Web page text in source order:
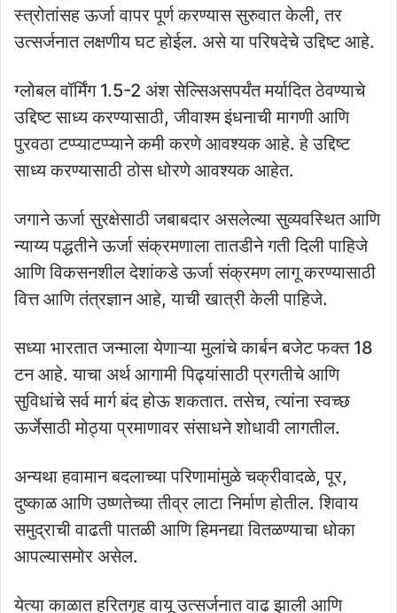
स्त्रोतांसह ऊर्जा वापर पूर्ण करण्यास सुरुवात केली, तर
उत्सर्जनात लक्षणीय घट होईल. असे या परिषदेचे उद्दिष्ट आहे.
ग्लोबल वॉर्मिंग 1.5-2 अंश सेल्सिअसपर्यंत मर्यादित ठेवण्याचे
उद्दिष्ट साध्य करण्यासाठी, जीवाश्म इंधनाची मागणी आणि
पुरवठा टप्प्याटप्प्याने कमी करणे आवश्यक आहे. हे उद्दिष्ट
साध्य करण्यासाठी ठोस धोरणे आवश्यक आहेत.
जगाने ऊर्जा सुरक्षेसाठी जबाबदार असलेल्या सुव्यवस्थित आणि
न्याय्य पद्धतीने ऊर्जा संक्रमणाला तातडीने गती दिली पाहिजे
आणि विकसनशील देशांकडे ऊर्जा संक्रमण लागू करण्यासाठी
वित्त आणि तंत्रज्ञान आहे, याची खात्री केली पाहिजे.
सध्या भारतात जन्माला येणाऱ्या मुलांचे कार्बन बजेट फक्त 18
टन आहे. याचा अर्थ आगामी पिढ्यांसाठी प्रगतीचे आणि
सुविधांचे सर्व मार्ग बंद होऊ शकतात. तसेच, त्यांना स्वच्छ
ऊर्जेसाठी मोठ्या प्रमाणावर संसाधने शोधावी लागतील.
अन्यथा हवामान बदलाच्या परिणामांमुळे चक्रीवादळे, पूर,
दुष्काळ आणि उष्णतेच्या तीव्र लाटा निर्माण होतील. शिवाय
समुद्राची वाढती पातळी आणि हिमनद्या वितळण्याचा धोका
आपल्यासमोर असेल.
येत्या काळात हरितगृह वायू उत्सर्जनात वाढ झाली आणि